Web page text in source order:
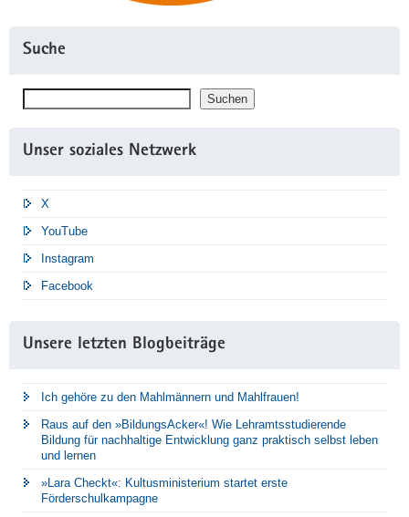
Suche
Suchen Suchen
Unser soziales Netzwerk
X
YouTube
Instagram
Facebook
Unsere letzten Blogbeiträge
Ich gehöre zu den Mahlmännern und Mahlfrauen!
Raus auf den »BildungsAcker«! Wie Lehramtsstudierende
Bildung für nachhaltige Entwicklung ganz praktisch selbst leben
und lernen
»Lara Checkt«: Kultusministerium startet erste
Förderschulkampagne